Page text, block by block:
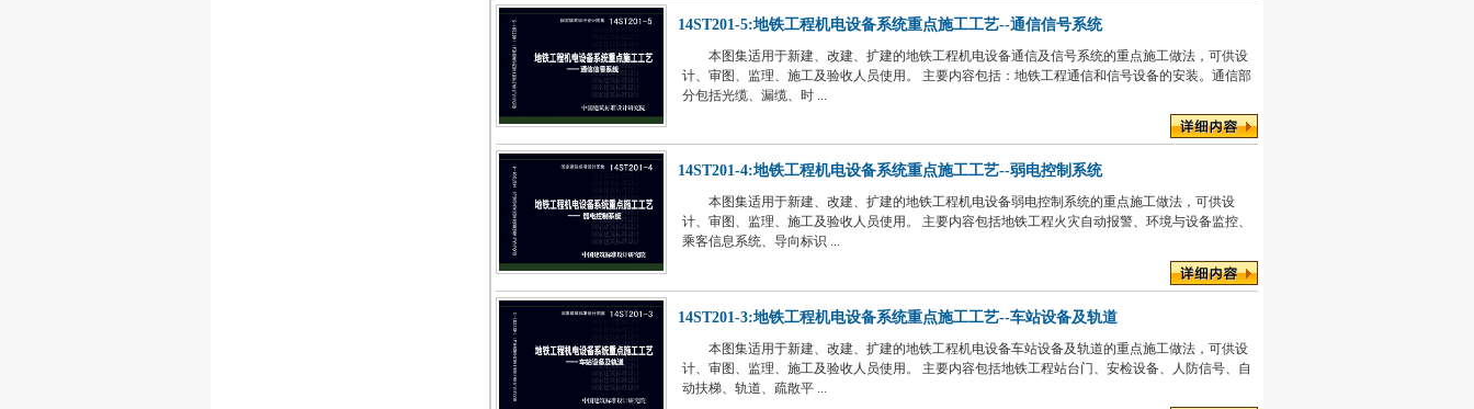
14ST201-5:地铁工程机电设备系统重点施工工艺--通信信号系统
本图集适用于新建、改建、扩建的地铁工程机电设备通信及信号系统的重点施工做法，可供设
计、审图、监理、施工及验收人员使用。 主要内容包括：地铁工程通信和信号设备的安装。通信部
分包括光缆、漏缆、时 ...
14ST201-4:地铁工程机电设备系统重点施工工艺--弱电控制系统
本图集适用于新建、改建、扩建的地铁工程机电设备弱电控制系统的重点施工做法，可供设
计、审图、监理、施工及验收人员使用。 主要内容包括地铁工程火灾自动报警、环境与设备监控、
乘客信息系统、导向标识 ...
14ST201-3:地铁工程机电设备系统重点施工工艺--车站设备及轨道
本图集适用于新建、改建、扩建的地铁工程机电设备车站设备及轨道的重点施工做法，可供设
计、审图、监理、施工及验收人员使用。 主要内容包括地铁工程站台门、安检设备、人防信号、自
动扶梯、轨道、疏散平 ...